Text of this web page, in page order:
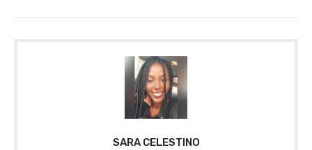
SARA CELESTINO